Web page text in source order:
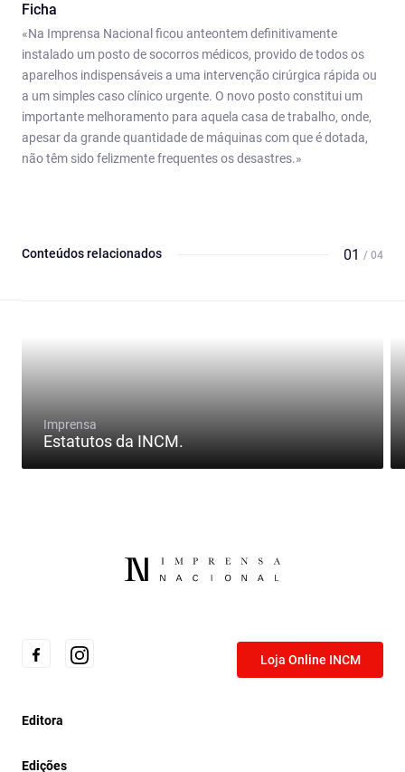
Ficha
«Na Imprensa Nacional ficou anteontem definitivamente
instalado um posto de socorros médicos, provido de todos os
aparelhos indispensáveis a uma intervenção cirúrgica rápida ou
a um simples caso clínico urgente. O novo posto constitui um
importante melhoramento para aquela casa de trabalho, onde,
apesar da grande quantidade de máquinas com que é dotada,
não têm sido felizmente frequentes os desastres.»
Conteúdos relacionados 01 / 04
Imprensa
Estatutos da INCM.
Loja Online INCM
Editora
Edições